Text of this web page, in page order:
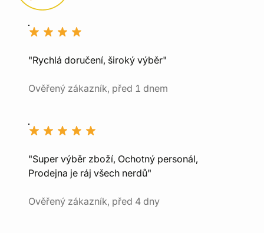
"Rychlá doručení, široký výběr"
Ověřený zákazník, před 1 dnem
"Super výběr zboží, Ochotný personál,
Prodejna je ráj všech nerdů"
Ověřený zákazník, před 4 dny